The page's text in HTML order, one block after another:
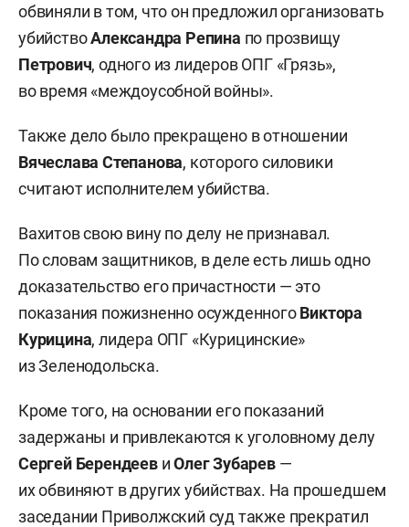
обвиняли в том, что он предложил организовать
убийствоАлександра Репина по прозвищу
Петрович, одного из лидеров ОПГ «Грязь»,
во время «междоусобной войны».
Также дело было прекращено в отношении
Вячеслава Степанова, которого силовики
считают исполнителем убийства.
Вахитов свою вину по делу не признавал.
По словам защитников, в деле есть лишь одно
доказательство его причастности — это
показания пожизненно осужденногоВиктора
Курицина, лидера ОПГ «Курицинские»
из Зеленодольска.
Кроме того, на основании его показаний
задержаны и привлекаются к уголовному делу
Сергей БерендеевиОлег Зубарев—
их обвиняют в других убийствах. На прошедшем
заседании Приволжский суд также прекратил